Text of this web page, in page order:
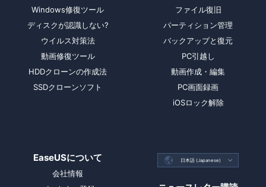
Windows修復ツール
ディスクが認識しない?
ウイルス対策法
動画修復ツール
HDDクローンの作成法
SSDクローンソフト
ファイル復旧
パーティション管理
バックアップと復元
PC引越し
動画作成・編集
PC画面録画
iOSロック解除
EaseUSについて
会社情報
 日本語 (Japanese) 